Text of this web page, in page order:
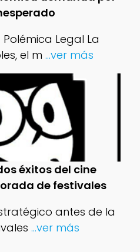
Legal La
el m ...ver más
éxitos del cine
de festivales
antes de la
...ver más